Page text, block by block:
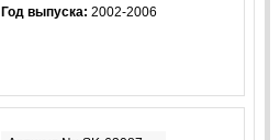
Год выпуска: 2002-2006